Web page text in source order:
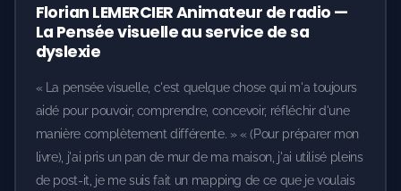
Florian LEMERCIER Animateur de radio —
La Pensée visuelle au service de sa
dyslexie
« La pensée visuelle, c'est quelque chose qui m'a toujours
aidé pour pouvoir, comprendre, concevoir, réfléchir d'une
manière complètement différente. » « (Pour préparer mon
livre), j'ai pris un pan de mur de ma maison, j'ai utilisé pleins
de post-it, je me suis fait un mapping de ce que je voulais